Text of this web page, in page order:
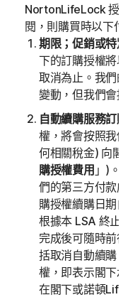
NortonLifeLock 授
閱，則購買時以下
期限；促銷或特
下的訂購授權將
取消為止。我們
變動，但我們會
自動續購服務訂
權，將會按照我
何相關稅金) 向
購授權費用 」)
們的第三方付款
購授權續購日期
根據本 LSA 終
完成後可隨時前往
括取消自動續購
權，即表示閣下
在閣下或諾頓